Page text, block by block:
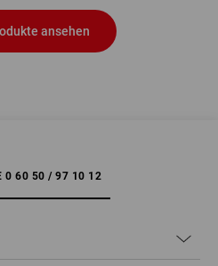
ansehen
0 60 50 / 97 10 12